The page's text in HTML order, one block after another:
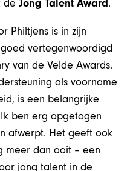
deJong Talent Award.
Philtjens is in zijn
vertegenwoordigd
van de Velde Awards.
als voorname
is een belangrijke
ben erg opgetogen
afwerpt. Het geeft ook
meer dan ooit – een
jong talent in de